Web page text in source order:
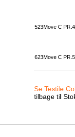
523Move C PR.4
623Move C PR.5
Se Testile
tilbage til